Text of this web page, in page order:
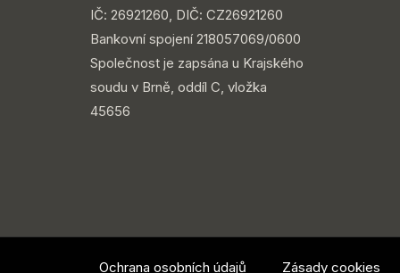
IČ: 26921260, DIČ: CZ26921260
Bankovní spojení 218057069/0600
Společnost je zapsána u Krajského
soudu v Brně, oddíl C, vložka
45656
Ochrana osobních údajů Zásady cookies